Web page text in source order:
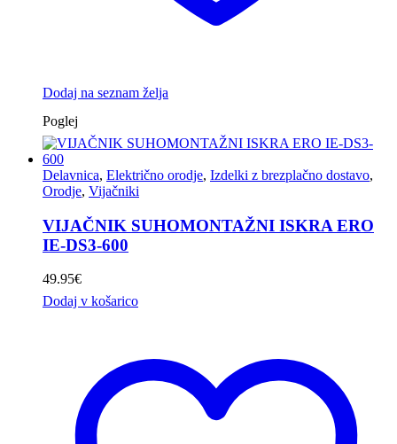
Dodaj na seznam želja
Poglej
Delavnica, Električno orodje, Izdelki z brezplačno dostavo,
Orodje, Vijačniki
VIJAČNIK SUHOMONTAŽNI ISKRA ERO
IE-DS3-600
49.95€
Dodaj v košarico